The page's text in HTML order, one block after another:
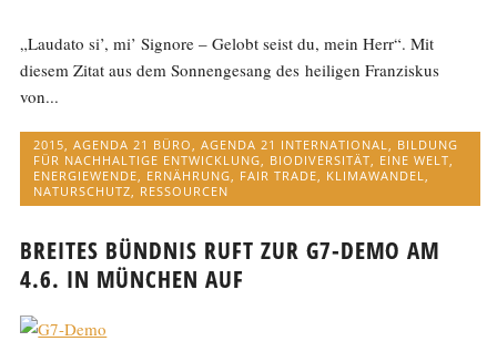
„Laudato si’, mi’ Signore – Gelobt seist du, mein Herr“. Mit
diesem Zitat aus dem Sonnengesang des heiligen Franziskus
von...
2015,AGENDA 21 BÜRO,AGENDA 21 INTERNATIONAL, BILDUNG
FÜR NACHHALTIGE ENTWICKLUNG, BIODIVERSITÄT, EINE WELT,
ENERGIEWENDE, ERNÄHRUNG, FAIR TRADE, KLIMAWANDEL,
NATURSCHUTZ, RESSOURCEN
BREITES BÜNDNIS RUFT ZUR G7-DEMO AM
4.6. IN MÜNCHEN AUF